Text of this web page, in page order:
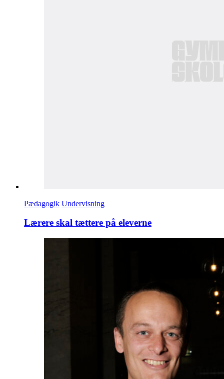
Pædagogik Undervisning
Lærere skal tættere på eleverne